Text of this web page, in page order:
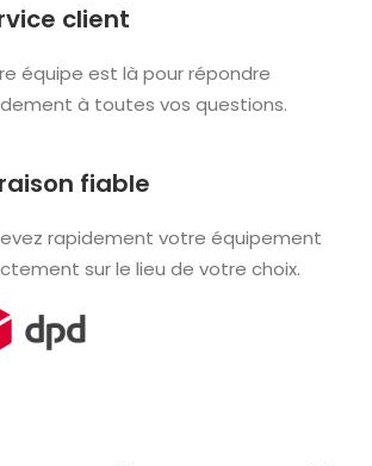
client
équipe est là pour répondre
à toutes vos questions.
fiable
rapidement votre équipement
sur le lieu de votre choix.